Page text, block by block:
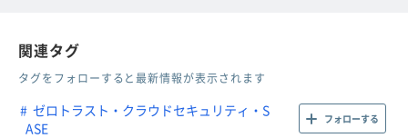
関連タグ
タグをフォローすると最新情報が表示されます
ゼロトラスト・クラウドセキュリティ・S
ASE
フォローする